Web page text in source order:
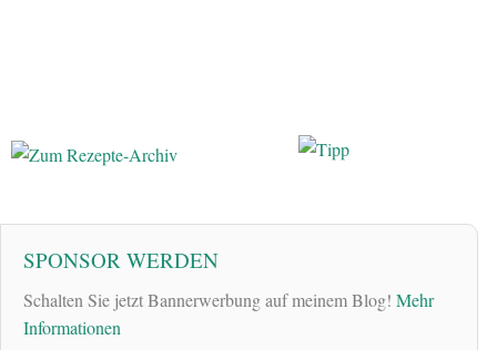
SPONSOR WERDEN
Schalten Sie jetzt Bannerwerbung auf meinem Blog! Mehr
Informationen